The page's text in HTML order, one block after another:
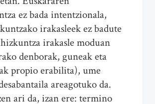
ez bada intentzionala,
irakasleek ez badute
irakasle moduan
denborak, guneak eta
propio erabilita), ume
areagotuko da.
ari da, izan ere: termino